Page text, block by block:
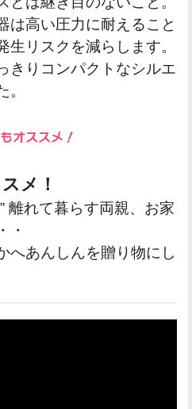
は高い圧力に耐えること
生リスクを減らします。
きりコンパクトなシルエ
メ！
離れて暮らす両親、お家
・
へあんしんを贈り物にし